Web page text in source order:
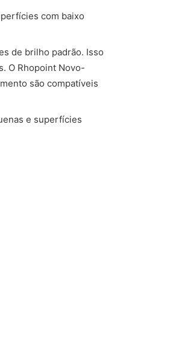
com baixo
de brilho padrão. Isso
O Rhopoint Novo-
são compatíveis
e superfícies